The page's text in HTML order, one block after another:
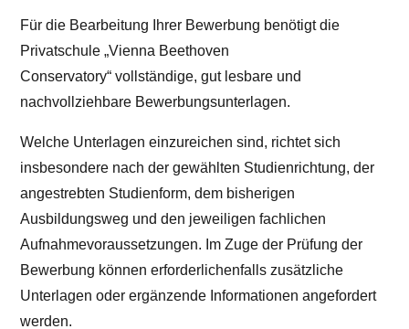
Für die Bearbeitung Ihrer Bewerbung benötigt die
Privatschule „Vienna Beethoven
Conservatory“ vollständige, gut lesbare und
nachvollziehbare Bewerbungsunterlagen.
Welche Unterlagen einzureichen sind, richtet sich
insbesondere nach der gewählten Studienrichtung, der
angestrebten Studienform, dem bisherigen
Ausbildungsweg und den jeweiligen fachlichen
Aufnahmevoraussetzungen. Im Zuge der Prüfung der
Bewerbung können erforderlichenfalls zusätzliche
Unterlagen oder ergänzende Informationen angefordert
werden.